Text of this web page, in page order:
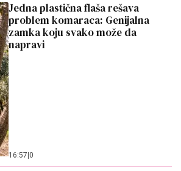
Jedna plastična flaša rešava
problem komaraca: Genijalna
zamka koju svako može da
napravi
16:57 0